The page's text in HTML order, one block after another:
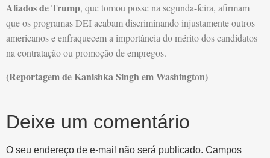
Aliados de Trump, que tomou posse na segunda-feira, afirmam
que os programas DEI acabam discriminando injustamente outros
americanos e enfraquecem a importância do mérito dos candidatos
na contratação ou promoção de empregos.
(Reportagem de Kanishka Singh em Washington)
Deixe um comentário
O seu endereço de e-mail não será publicado. Campos